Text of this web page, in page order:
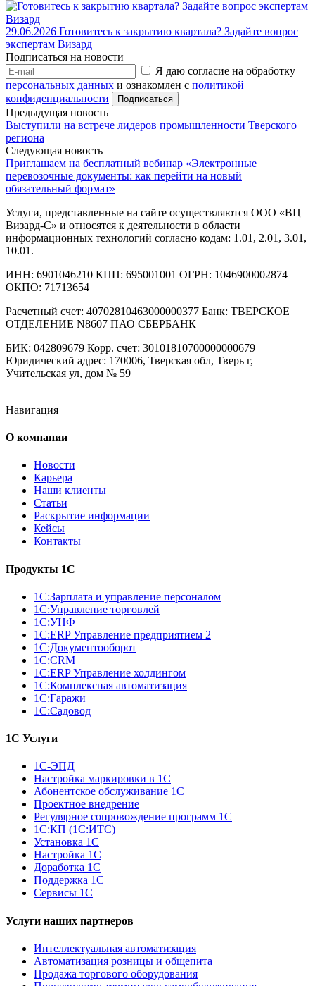
29.06.2026 Готовитесь к закрытию квартала? Задайте вопрос
экспертам Визард
Подписаться на новости
Я даю согласие на обработку
персональных данных и ознакомлен с политикой
конфиденциальности
Предыдущая новость
Выступили на встрече лидеров промышленности Тверского
региона
Следующая новость
Приглашаем на бесплатный вебинар «Электронные
перевозочные документы: как перейти на новый
обязательный формат»
Услуги, представленные на сайте осуществляются ООО «ВЦ
Визард-С» и относятся к деятельности в области
информационных технологий согласно кодам: 1.01, 2.01, 3.01,
10.01.
ИНН: 6901046210 КПП: 695001001 ОГРН: 1046900002874
ОКПО: 71713654
Расчетный счет: 40702810463000000377 Банк: ТВЕРСКОЕ
ОТДЕЛЕНИЕ N8607 ПАО СБЕРБАНК
БИК: 042809679 Корр. счет: 30101810700000000679
Юридический адрес: 170006, Тверская обл, Тверь г,
Учительская ул, дом № 59
Навигация
О компании
Новости
Карьера
Наши клиенты
Статьи
Раскрытие информации
Кейсы
Контакты
Продукты 1С
1С:Зарплата и управление персоналом
1С:Управление торговлей
1С:УНФ
1С:ERP Управление предприятием 2
1С:Документооборот
1С:CRM
1С:ERP Управление холдингом
1С:Комплексная автоматизация
1С:Гаражи
1С:Садовод
1С Услуги
1С-ЭПД
Настройка маркировки в 1С
Абонентское обслуживание 1С
Проектное внедрение
Регулярное сопровождение программ 1С
1С:КП (1С:ИТС)
Установка 1С
Настройка 1С
Доработка 1С
Поддержка 1С
Сервисы 1С
Услуги наших партнеров
Интеллектуальная автоматизация
Автоматизация розницы и общепита
Продажа торгового оборудования